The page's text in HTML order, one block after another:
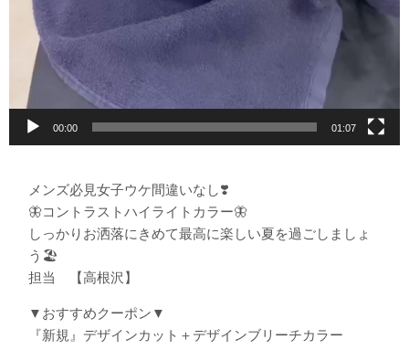
00:00 01:07
メンズ必見女子ウケ間違いなし❣️
🦋コントラストハイライトカラー🦋
しっかりお洒落にきめて最高に楽しい夏を過ごしましょ
う🏖️
担当 【高根沢】
▼おすすめクーポン▼
『新規』デザインカット＋デザインブリーチカラー